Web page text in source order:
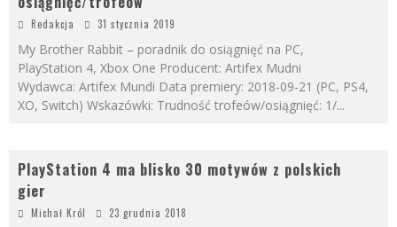
Redakcja 31 stycznia 2019
My Brother Rabbit – poradnik do osiągnięć na PC,
PlayStation 4, Xbox One Producent: Artifex Mudni
Wydawca: Artifex Mundi Data premiery: 2018-09-21 (PC, PS4,
XO, Switch) Wskazówki: Trudność trofeów/osiągnięć: 1/...
PlayStation 4 ma blisko 30 motywów z polskich
gier
Michał Król 23 grudnia 2018